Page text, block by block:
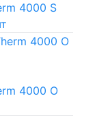
4000 S
4000 O